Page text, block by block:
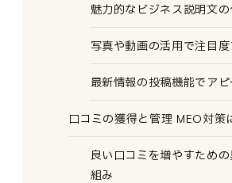
魅力的なビジネス説明文
写真や動画の活用で注目
最新情報の投稿機能でアピ
口コミの獲得と管理 MEO対策
良い口コミを増やすための
組み